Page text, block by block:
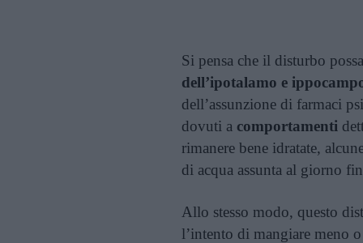
Si pensa che il disturbo
dell’ipotalamo e
dell’assunzione di farmaci
dovuti a comportamenti
rimanere bene idratate,
di acqua assunta al giorno
Allo stesso modo, questo
l’intento di mangiare meno